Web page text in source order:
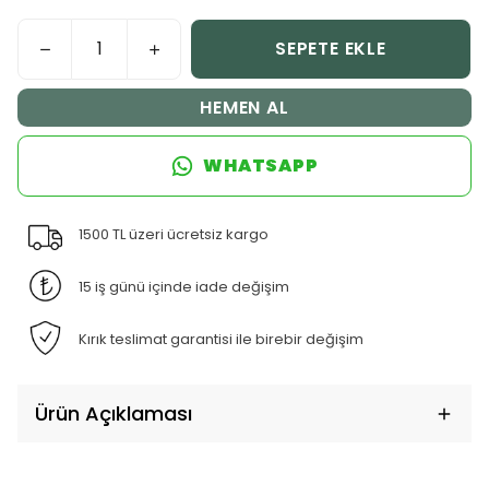
SEPETE EKLE
HEMEN AL
WHATSAPP
1500 TL üzeri ücretsiz kargo
15 iş günü içinde iade değişim
Kırık teslimat garantisi ile birebir değişim
Ürün Açıklaması